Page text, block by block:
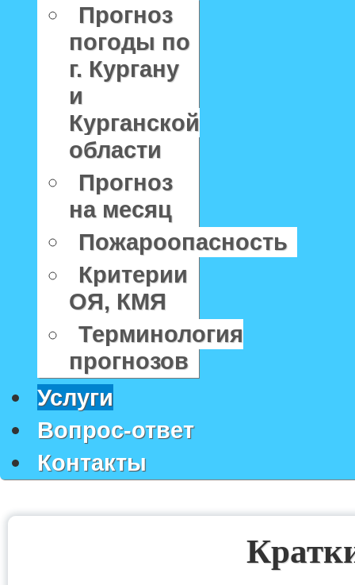
Прогноз
погоды по
г. Кургану
и
Курганской
области
Прогноз
на месяц
Пожароопасность
Критерии
ОЯ, КМЯ
Терминология
прогнозов
Услуги
Вопрос-ответ
Контакты